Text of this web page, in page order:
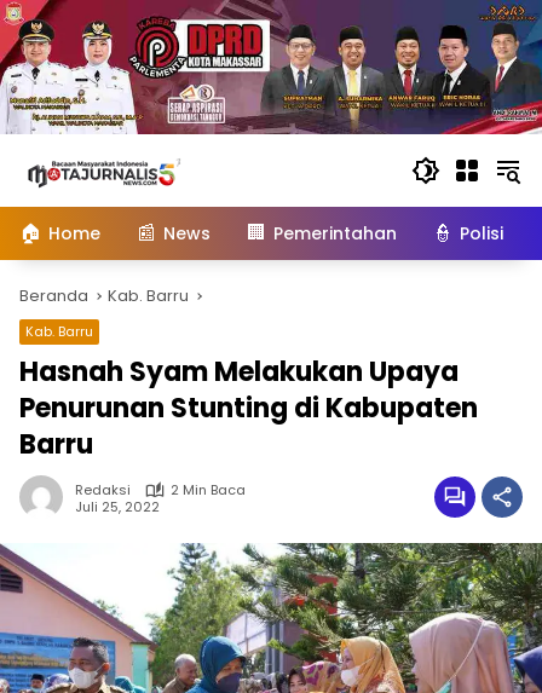
konten
🏠 Home 📰 News 🏢 Pemerintahan 👮 Polisi
Beranda Kab. Barru
Kab. Barru
Hasnah Syam Melakukan Upaya
Penurunan Stunting di Kabupaten
Barru
Redaksi
2 Min Baca
Juli 25, 2022